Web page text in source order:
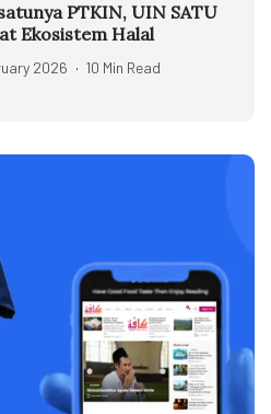
PTKIN, UIN SATU
Ekosistem Halal
2026 10 Min Read